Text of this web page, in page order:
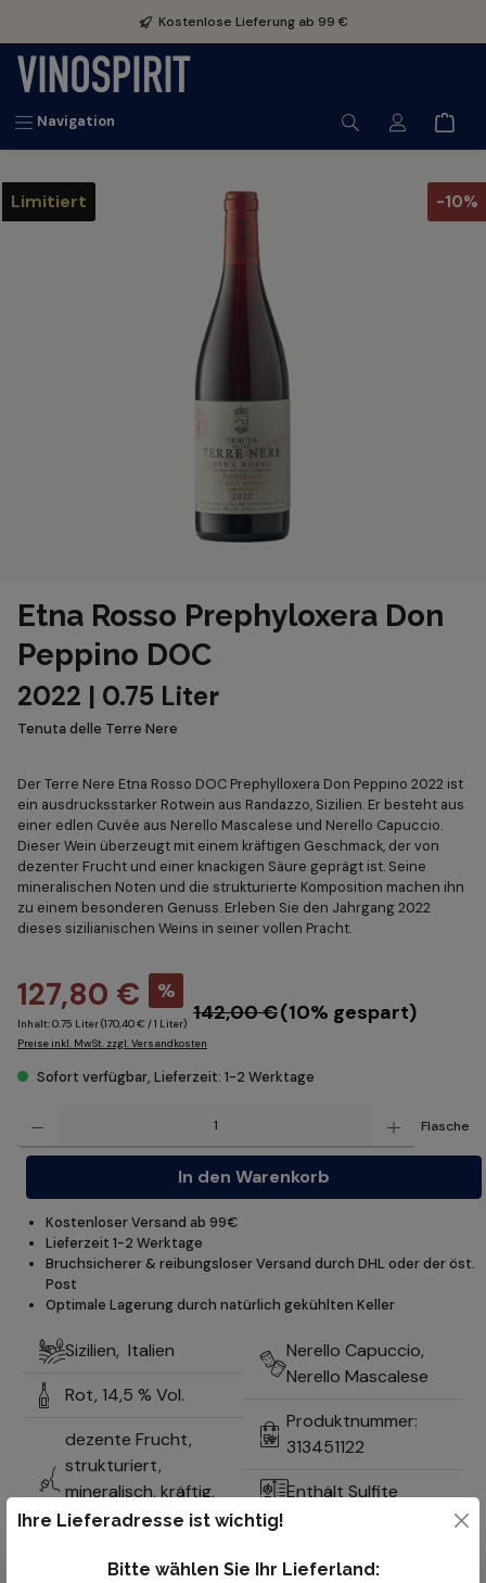
Kostenlose Lieferung ab 99 €
Navigation
-10%
Limitiert
Etna Rosso Prephyloxera Don
Peppino DOC
2022 | 0.75 Liter
Tenuta delle Terre Nere
Der Terre Nere Etna Rosso DOC Prephylloxera Don Peppino 2022 ist
ein ausdrucksstarker Rotwein aus Randazzo, Sizilien. Er besteht aus
einer edlen Cuvée aus Nerello Mascalese und Nerello Capuccio.
Dieser Wein überzeugt mit einem kräftigen Geschmack, der von
dezenter Frucht und einer knackigen Säure geprägt ist. Seine
mineralischen Noten und die strukturierte Komposition machen ihn
zu einem besonderen Genuss. Erleben Sie den Jahrgang 2022
dieses sizilianischen Weins in seiner vollen Pracht.
127,80 €
%
142,00 €(10% gespart)
Inhalt:0.75 Liter(170,40 € / 1 Liter)
Preise inkl. MwSt. zzgl. Versandkosten
Sofort verfügbar, Lieferzeit: 1-2 Werktage
Flasche
In den Warenkorb
Kostenloser Versand ab 99€
Lieferzeit 1-2 Werktage
Bruchsicherer & reibungsloser Versand durch DHL oder der öst.
Post
Optimale Lagerung durch natürlich gekühlten Keller
Sizilien, Italien
Rot, 14,5 % Vol.
dezente Frucht,
strukturiert,
mineralisch, kräftig,
elegante Säure
Nerello Capuccio,
Nerello Mascalese
Produktnummer:
313451122
Enthält Sulfite
Ihre Lieferadresse ist wichtig!
Bitte wählen Sie Ihr Lieferland: